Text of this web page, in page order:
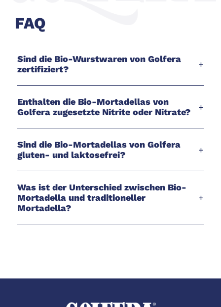
FAQ
Sind die Bio-Wurstwaren von Golfera
zertifiziert?
+
Enthalten die Bio-Mortadellas von
Golfera zugesetzte Nitrite oder Nitrate?
+
Sind die Bio-Mortadellas von Golfera
gluten- und laktosefrei?
+
Was ist der Unterschied zwischen Bio-
Mortadella und traditioneller
Mortadella?
+